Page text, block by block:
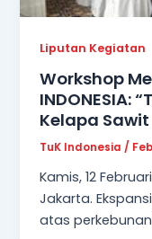
Liputan Kegiatan
Workshop
INDONESIA:
Kelapa
TuK Indonesia/
Kamis, 12
Jakarta.
atas